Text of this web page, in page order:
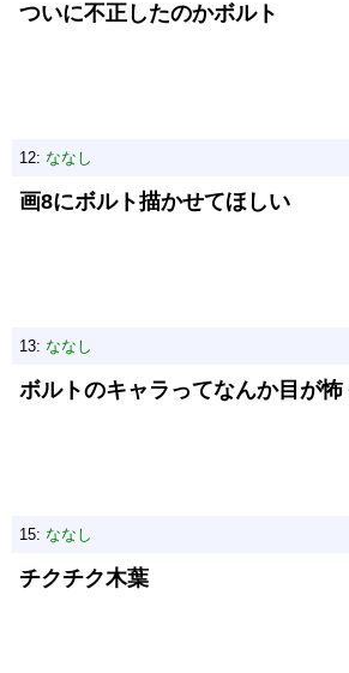
ついに不正したのかボルト
12: ななし
画8にボルト描かせてほしい
13: ななし
ボルトのキャラってなんか目が怖
15: ななし
チクチク木葉